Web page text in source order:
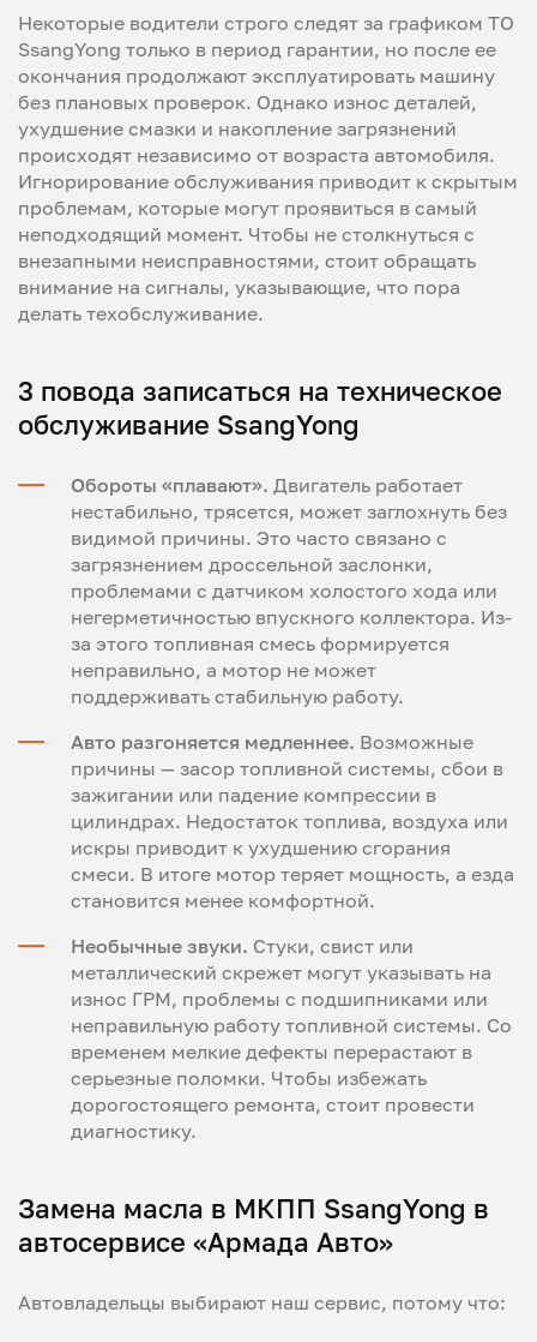
Некоторые водители строго следят за графиком ТО
SsangYong только в период гарантии, но после ее
окончания продолжают эксплуатировать машину
без плановых проверок. Однако износ деталей,
ухудшение смазки и накопление загрязнений
происходят независимо от возраста автомобиля.
Игнорирование обслуживания приводит к скрытым
проблемам, которые могут проявиться в самый
неподходящий момент. Чтобы не столкнуться с
внезапными неисправностями, стоит обращать
внимание на сигналы, указывающие, что пора
делать техобслуживание.
3 повода записаться на техническое
обслуживание SsangYong
Обороты «плавают». Двигатель работает
нестабильно, трясется, может заглохнуть без
видимой причины. Это часто связано с
загрязнением дроссельной заслонки,
проблемами с датчиком холостого хода или
негерметичностью впускного коллектора. Из-
за этого топливная смесь формируется
неправильно, а мотор не может
поддерживать стабильную работу.
Авто разгоняется медленнее. Возможные
причины — засор топливной системы, сбои в
зажигании или падение компрессии в
цилиндрах. Недостаток топлива, воздуха или
искры приводит к ухудшению сгорания
смеси. В итоге мотор теряет мощность, а езда
становится менее комфортной.
Необычные звуки. Стуки, свист или
металлический скрежет могут указывать на
износ ГРМ, проблемы с подшипниками или
неправильную работу топливной системы. Со
временем мелкие дефекты перерастают в
серьезные поломки. Чтобы избежать
дорогостоящего ремонта, стоит провести
диагностику.
Замена масла в МКПП SsangYong в
автосервисе «Армада Авто»
Автовладельцы выбирают наш сервис, потому что: